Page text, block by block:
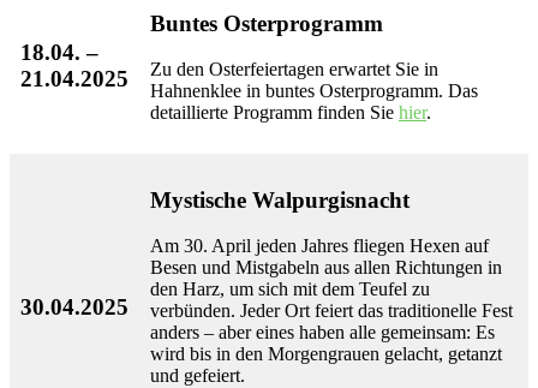
18.04. –
21.04.2025
Buntes Osterprogramm
Zu den Osterfeiertagen erwartet Sie in
Hahnenklee in buntes Osterprogramm. Das
detaillierte Programm finden Sie hier.
30.04.2025
Mystische Walpurgisnacht
Am 30. April jeden Jahres fliegen Hexen auf
Besen und Mistgabeln aus allen Richtungen in
den Harz, um sich mit dem Teufel zu
verbünden. Jeder Ort feiert das traditionelle Fest
anders – aber eines haben alle gemeinsam: Es
wird bis in den Morgengrauen gelacht, getanzt
und gefeiert.